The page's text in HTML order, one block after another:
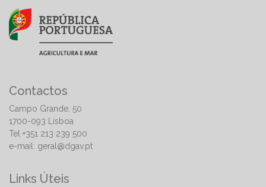
Contactos
Campo Grande, 50
1700-093 Lisboa
Tel +351 213 239 500
e-mail: geral@dgav.pt
Links Úteis